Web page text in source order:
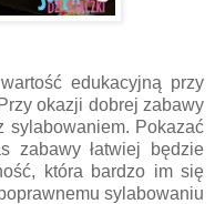
edukacyjną przy
okazji dobrej zabawy
sylabowaniem. Pokazać
zabawy łatwiej będzie
która bardzo im się
sylabowaniu